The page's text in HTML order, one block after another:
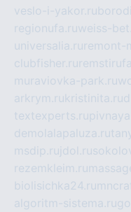
veslo-i-yakor.ru
regionufa.ruweiss-
universalia.ru
clubfisher.ru
muraviovka-park.ru
arkrym.rukristinita.ru
textexperts.ru
demolalapaluza.ru
msdip.ru jdol.ru
rezemkleim.ru
biolisichka24.ru
algoritm-sistema.ru